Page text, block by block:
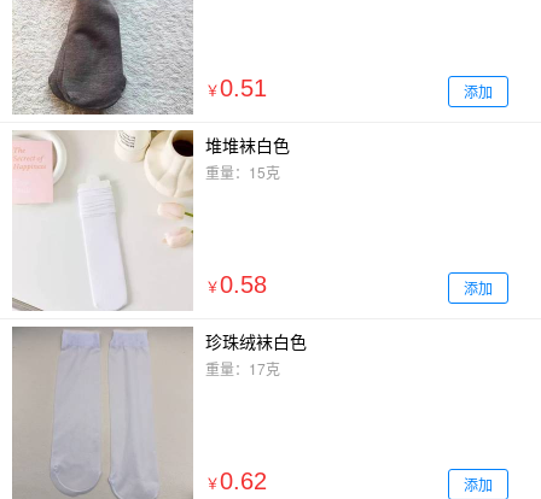
￥0.51 添加
堆堆袜白色
重量：15克
￥0.58 添加
珍珠绒袜白色
重量：17克
￥0.62 添加